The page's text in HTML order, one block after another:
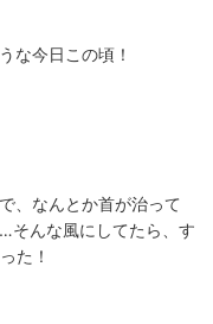
な今日この頃！
、なんとか首が治って
そんな風にしてたら、す
た！